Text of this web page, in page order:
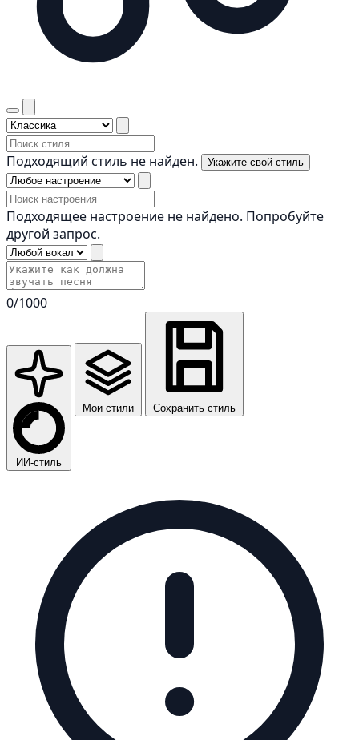
Подходящий стиль не найден. Укажите свой стиль
Подходящее настроение не найдено. Попробуйте
другой запрос.
0/1000
ИИ-стиль
Мои стили Сохранить стиль